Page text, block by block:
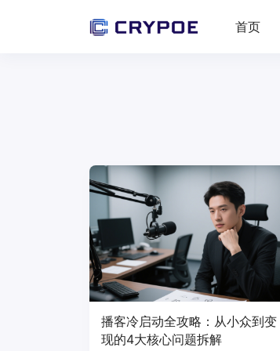
首页
播客冷启动全攻略：从小众到变
现的4大核心问题拆解